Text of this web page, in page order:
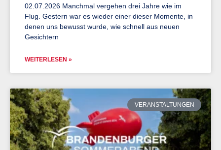
02.07.2026 Manchmal vergehen drei Jahre wie im
Flug. Gestern war es wieder einer dieser Momente, in
denen uns bewusst wurde, wie schnell aus neuen
Gesichtern
WEITERLESEN »
VERANSTALTUNGEN